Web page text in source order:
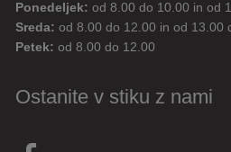
Ponedeljek: od 8.00 do 10.00 in od
Sreda: od 8.00 do 12.00 in od 13.00
Petek: od 8.00 do 12.00
Ostanite v stiku z nami